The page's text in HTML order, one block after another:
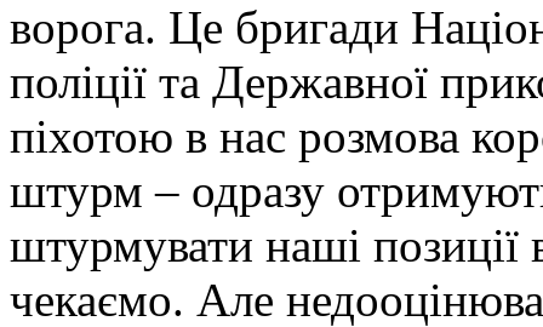
ворога. Це бригади
поліції та Державної
піхотою в нас розмова
штурм – одразу
штурмувати наші позиції
чекаємо. Але